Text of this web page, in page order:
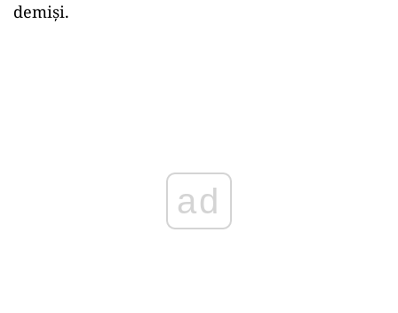
demiși.
ad